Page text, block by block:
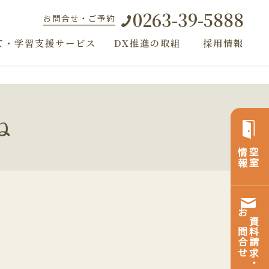
お問合せ・ご予約 0263-39-5888
・学習支援サービス DX推進の取組 採用情報
空室
情報
資料請求・
お問合せ